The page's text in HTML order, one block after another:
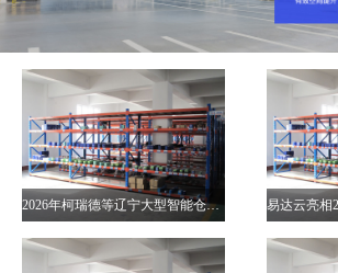
2026年柯瑞德等辽宁大型智能仓储生产商盘点